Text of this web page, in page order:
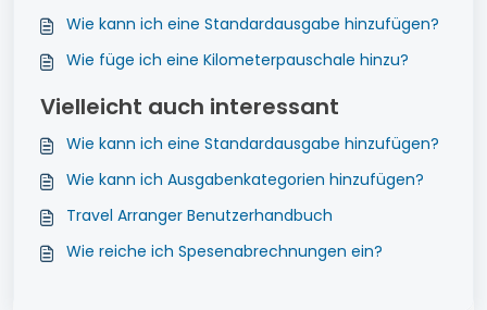
Wie kann ich eine Standardausgabe hinzufügen?
Wie füge ich eine Kilometerpauschale hinzu?
Vielleicht auch interessant
Wie kann ich eine Standardausgabe hinzufügen?
Wie kann ich Ausgabenkategorien hinzufügen?
Travel Arranger Benutzerhandbuch
Wie reiche ich Spesenabrechnungen ein?